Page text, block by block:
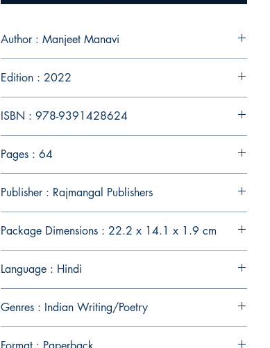
Author : Manjeet Manavi
Edition : 2022
ISBN : 978-9391428624
Pages : 64
Publisher : Rajmangal Publishers
Package Dimensions : 22.2 x 14.1 x 1.9 cm
Language : Hindi
Genres : Indian Writing/Poetry